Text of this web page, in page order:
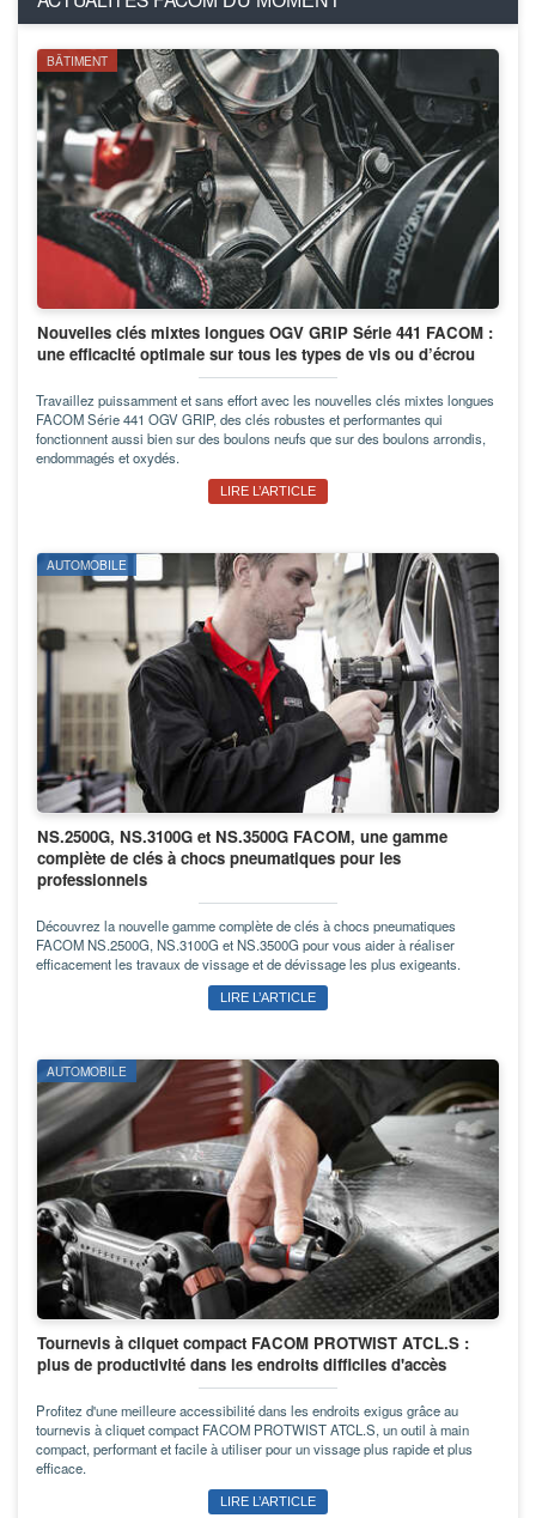
BÂTIMENT
Nouvelles clés mixtes longues OGV GRIP Série 441 FACOM :
une efficacité optimale sur tous les types de vis ou d’écrou
Travaillez puissamment et sans effort avec les nouvelles clés mixtes longues
FACOM Série 441 OGV GRIP, des clés robustes et performantes qui
fonctionnent aussi bien sur des boulons neufs que sur des boulons arrondis,
endommagés et oxydés.
LIRE L’ARTICLE
AUTOMOBILE
NS.2500G, NS.3100G et NS.3500G FACOM, une gamme
complète de clés à chocs pneumatiques pour les
professionnels
Découvrez la nouvelle gamme complète de clés à chocs pneumatiques
FACOM NS.2500G, NS.3100G et NS.3500G pour vous aider à réaliser
efficacement les travaux de vissage et de dévissage les plus exigeants.
LIRE L’ARTICLE
AUTOMOBILE
Tournevis à cliquet compact FACOM PROTWIST ATCL.S :
plus de productivité dans les endroits difficiles d'accès
Profitez d'une meilleure accessibilité dans les endroits exigus grâce au
tournevis à cliquet compact FACOM PROTWIST ATCL.S, un outil à main
compact, performant et facile à utiliser pour un vissage plus rapide et plus
efficace.
LIRE L’ARTICLE